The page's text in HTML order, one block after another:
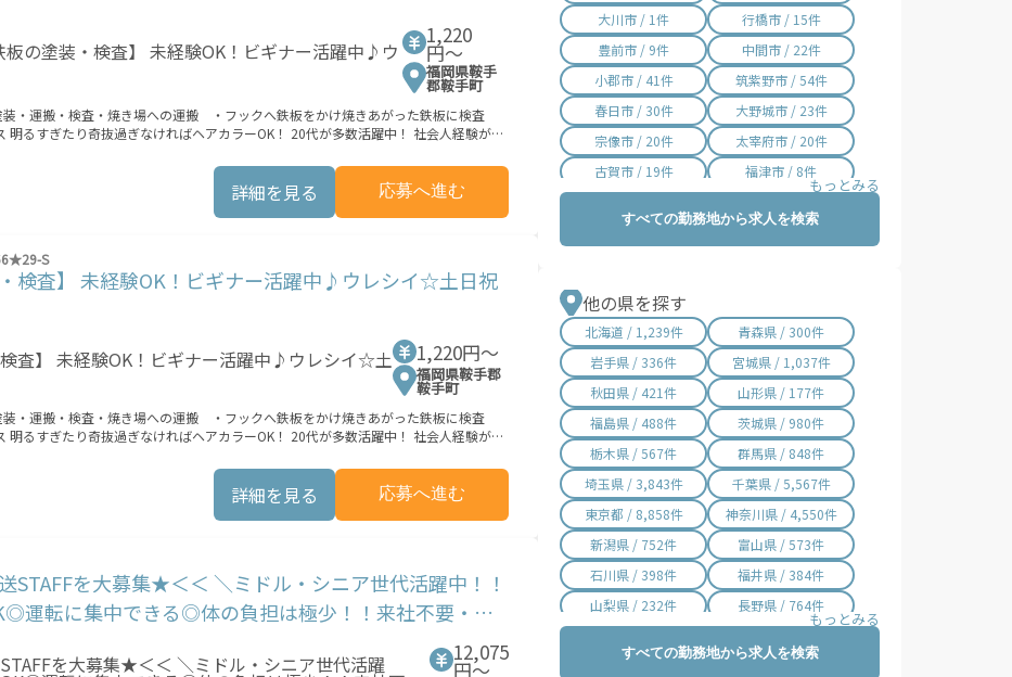
稼働時に発生する費用（車両の調達費用、ガソリン代、高速料金、駐車料金その他
す。
1,220
円〜
福岡県鞍手
郡鞍手町
装・運搬・検査・焼き場への運搬 ・フックへ鉄板をかけ焼きあがった鉄板に検査
族や友人と一緒にプライベート満喫！ ≪髪型自由≫ 基本的に髪色自由で明るすぎた
アリ≫ 制服があるので、毎日の服装の悩み解消♪ ≪未経験の方も大カンゲイ≫ 新し
く環境が整っています！ イチからスキルUP・ステップUP目指していきましょう！
を軽減する為に 交通費別途支給（非課税）を行っています。 ※交通費込みの場合
しよう！ ※全て規定・支払条件有 ―――――――――――――――――――――――― 8/7(金) ■9:00～20:00
詳細を見る 応募へ進む
S
検査】 未経験OK！ビギナー活躍中♪ウレシイ☆土日祝
1,220円〜
福岡県鞍手郡
鞍手町
装・運搬・検査・焼き場への運搬 ・フックへ鉄板をかけ焼きあがった鉄板に検査
族や友人と一緒にプライベート満喫！ ≪髪型自由≫ 基本的に髪色自由で明るすぎた
アリ≫ 制服があるので、毎日の服装の悩み解消♪ ≪未経験の方も大カンゲイ≫ 新し
く環境が整っています！ イチからスキルUP・ステップUP目指していきましょう！
を軽減する為に 交通費別途支給（非課税）を行っています。 ※交通費込みの場合
しよう！ ※全て規定・支払条件有 ―――――――――――――――――――――――― 8/7(金) ■9:00～20:00
詳細を見る 応募へ進む
STAFFを大募集★＜＜ ＼ミドル・シニア世代活躍中！！
運転に集中できる◎体の負担は極少！！来社不要・電
12,075
円〜
大川市 / 1件
行橋市 / 15件
豊前市 / 9件
中間市 / 22件
小郡市 / 41件
筑紫野市 / 54件
春日市 / 30件
大野城市 / 23件
宗像市 / 20件
太宰府市 / 20件
古賀市 / 19件
福津市 / 8件
嘉麻市 / 5件
朝倉市 / 18件
那珂川市 / 3件
篠栗町 / 8件
志免町 / 5件
須恵町 / 4件
新宮町 / 10件
久山町 / 3件
粕屋町 / 22件
芦屋町 / 2件
水巻町 / 7件
岡垣町 / 4件
遠賀町 / 4件
小竹町 / 8件
鞍手町 / 14件
桂川町 / 2件
筑前町 / 2件
東峰村 / 3件
大刀洗町 / 9件
大木町 / 4件
広川町 / 2件
香春町 / 10件
添田町 / 9件
糸田町 / 6件
川崎町 / 4件
大任町 / 1件
赤村 / 8件
すべての勤務地から求人を検索
他の県を探す
北海道 / 1,239件
青森県 / 300件
岩手県 / 336件
宮城県 / 1,037件
秋田県 / 421件
山形県 / 177件
福島県 / 488件
茨城県 / 980件
栃木県 / 567件
群馬県 / 848件
埼玉県 / 3,843件
千葉県 / 5,567件
東京都 / 8,858件
神奈川県 / 4,550件
新潟県 / 752件
富山県 / 573件
石川県 / 398件
福井県 / 384件
山梨県 / 232件
長野県 / 764件
愛知県 / 3,054件
三重県 / 1,001件
すべての勤務地から求人を検索